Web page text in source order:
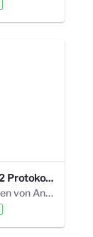
20160622 Protokoll 16. Steuerungskreis.pdf
vor 5 Jahren von Anni Schlumberger